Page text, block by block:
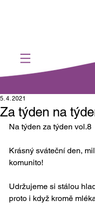
Za týden na
5. 4. 2021
Na týden za týden vol.8
Krásný sváteční den,
komunito!
Udržujeme si stálou
proto i když kromě